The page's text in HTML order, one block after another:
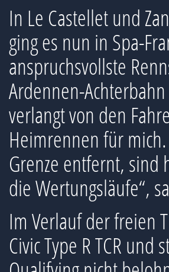
In Le Castellet und
ging es nun in Spa-
anspruchsvollste
Ardennen-
verlangt von den
Heimrennen für
Grenze entfernt, sind
die Wertungsläufe“,
Im Verlauf der freien
Civic Type R TCR